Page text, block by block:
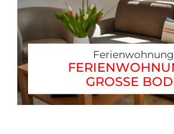
Ferienwohnung
GROSSE BODE